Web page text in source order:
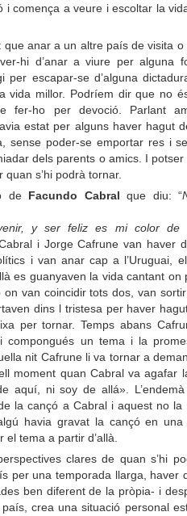
i comença a veure i escoltar la
anar a un altre país de visita o
hi d’anar a viure per alguna
per escapar-se d’alguna
vida millor. Podríem dir que no
fer-ho per devoció. Parlant
estat per alguns haver hagut
sense poder-se emportar res i
dels parents o amics. I
s’hi podrà tornar.
de Facundo Cabral que diu: “
y ser feliz es mi color de
i Jorge Cafrune van haver
i van anar cap a l’Uruguai,
es guanyaven la vida cantant on
on van coincidir tots dos, van
dins l tristesa per haver
per tornar. Temps abans
compongués un tema i la
nit Cafrune li va tornar a
moment quan Cabral va agafar
aquí, ni soy de allá».
la cançó a Cabral i aquest no la
havia gravat la cançó en una
el tema a partir d’allà.
clares de quan s’hi
per una temporada llarga, haver
ben diferent de la pròpia- i
crea una situació personal